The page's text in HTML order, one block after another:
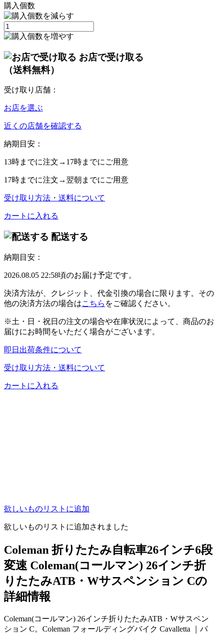
購入個数
お店で受け取る
（送料無料）
受け取り店舗：
お店を選ぶ
近くの店舗を確認する
納期目安：
13時までに注文→ 17時までにご用意
17時までに注文→ 翌朝 までにご用意
受け取り方法・送料について
カートに入れる
配送する
納期目安：
2026.08.05 22:58頃のお届け予定です。
決済方法が、クレジット、代金引換の場合に限ります。その
他の決済方法の場合はこちら をご確認ください。
※土・日・祝日の注文の場合や在庫状況によって、商品のお
届けにお時間をいただく場合がございます。
即日出荷条件について
受け取り方法・送料について
カートに入れる
欲しいものリストに追加
欲しいものリストに追加されました
Coleman 折りたたみ自転車26インチ6段
変速 Coleman(コールマン) 26インチ折
りたたみATB・Wサスペンション Cの
詳細情報
Coleman(コールマン) 26インチ折りたたみATB・Wサスペン
ション C。Coleman フォールディングバイク Cavalletta ｜パ